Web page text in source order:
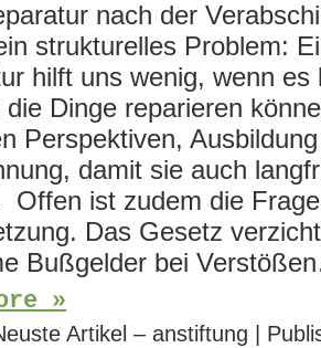
nach der
strukturelles Problem:
hilft uns wenig, wenn es
die Dinge reparieren
Perspektiven,
damit sie auch
Offen ist zudem die
Das Gesetz
Bußgelder bei
»
Artikel – anstiftung